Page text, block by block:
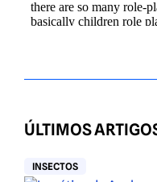
ÚLTIMOS
INSECTOS